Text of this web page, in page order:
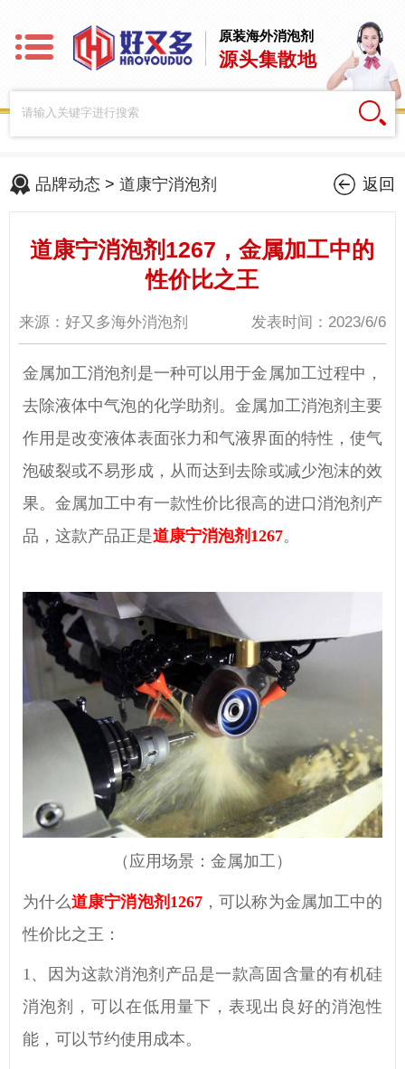
原装海外消泡剂
源头集散地
品牌动态 >道康宁消泡剂 返回
道康宁消泡剂1267，金属加工中的
性价比之王
来源：好又多海外消泡剂 发表时间：2023/6/6
金属加工消泡剂是一种可以用于金属加工过程中，
去除液体中气泡的化学助剂。金属加工消泡剂主要
作用是改变液体表面张力和气液界面的特性，使气
泡破裂或不易形成，从而达到去除或减少泡沫的效
果。金属加工中有一款性价比很高的进口消泡剂产
品，这款产品正是道康宁消泡剂1267。
（应用场景：金属加工）
为什么道康宁消泡剂 1267，可以称为金属加工中的
性价比之王：
1、
因为这款消泡剂产品是一款高固含量的有机硅
消泡剂，可以在低用量下，表现出良好的消泡性
能，可以节约使用成本。